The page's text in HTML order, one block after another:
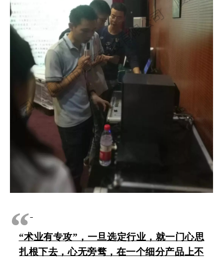
“
“术业有专攻”，一旦选定行业，就一门心思
扎根下去，心无旁骛，在一个细分产品上不